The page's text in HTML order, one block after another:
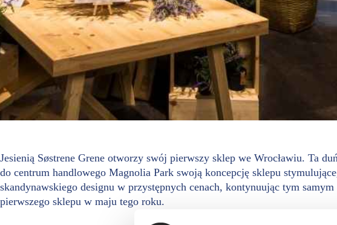
Jesienią Søstrene Grene otworzy swój pierwszy sklep we Wrocławiu. Ta
do centrum handlowego Magnolia Park swoją koncepcję sklepu
skandynawskiego designu w przystępnych cenach, kontynuując tym
pierwszego sklepu w maju tego roku.